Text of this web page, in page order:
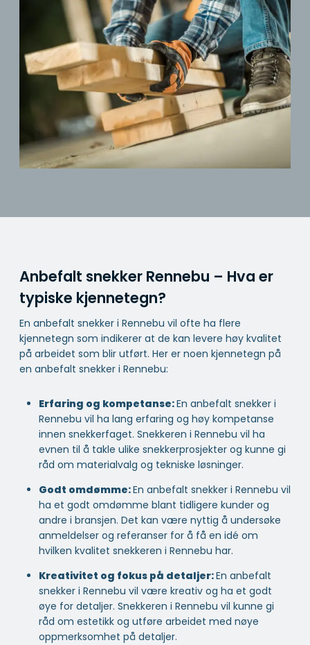
Anbefalt snekker Rennebu – Hva er
typiske kjennetegn?
En anbefalt snekker i Rennebu vil ofte ha flere
kjennetegn som indikerer at de kan levere høy kvalitet
på arbeidet som blir utført. Her er noen kjennetegn på
en anbefalt snekker i Rennebu:
Erfaring og kompetanse:En anbefalt snekker i
Rennebu vil ha lang erfaring og høy kompetanse
innen snekkerfaget. Snekkeren i Rennebu vil ha
evnen til å takle ulike snekkerprosjekter og kunne gi
råd om materialvalg og tekniske løsninger.
Godt omdømme:En anbefalt snekker i Rennebu vil
ha et godt omdømme blant tidligere kunder og
andre i bransjen. Det kan være nyttig å undersøke
anmeldelser og referanser for å få en idé om
hvilken kvalitet snekkeren i Rennebu har.
Kreativitet og fokus på detaljer:En anbefalt
snekker i Rennebu vil være kreativ og ha et godt
øye for detaljer. Snekkeren i Rennebu vil kunne gi
råd om estetikk og utføre arbeidet med nøye
oppmerksomhet på detaljer.